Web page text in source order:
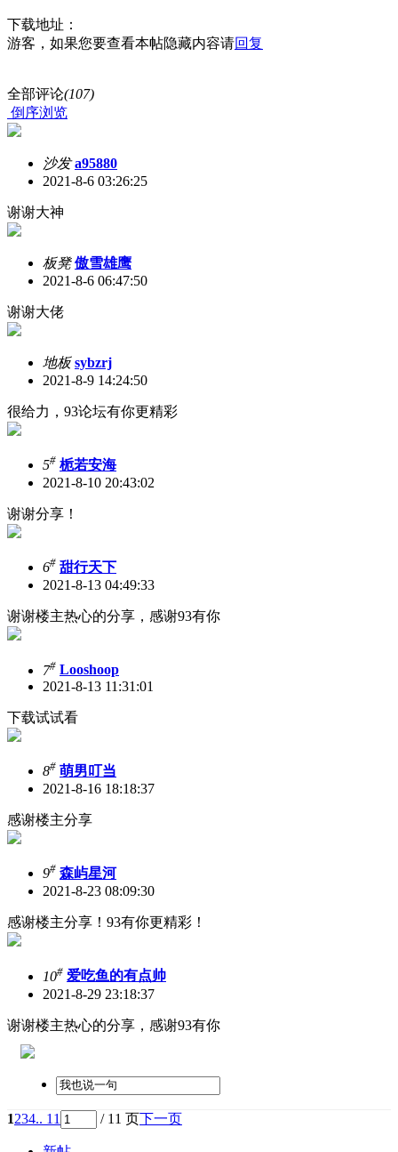
下载地址：
游客，如果您要查看本帖隐藏内容请回复
全部评论(107)
倒序浏览
沙发 a95880
2021-8-6 03:26:25
谢谢大神
板凳 傲雪雄鹰
2021-8-6 06:47:50
谢谢大佬
地板 sybzrj
2021-8-9 14:24:50
很给力，93论坛有你更精彩
5# 栀若安海
2021-8-10 20:43:02
谢谢分享！
6# 甜行天下
2021-8-13 04:49:33
谢谢楼主热心的分享，感谢93有你
7# Looshoop
2021-8-13 11:31:01
下载试试看
8# 萌男叮当
2021-8-16 18:18:37
感谢楼主分享
9# 森屿星河
2021-8-23 08:09:30
感谢楼主分享！93有你更精彩！
10# 爱吃鱼的有点帅
2021-8-29 23:18:37
谢谢楼主热心的分享，感谢93有你
1234.. 11 / 11 页下一页